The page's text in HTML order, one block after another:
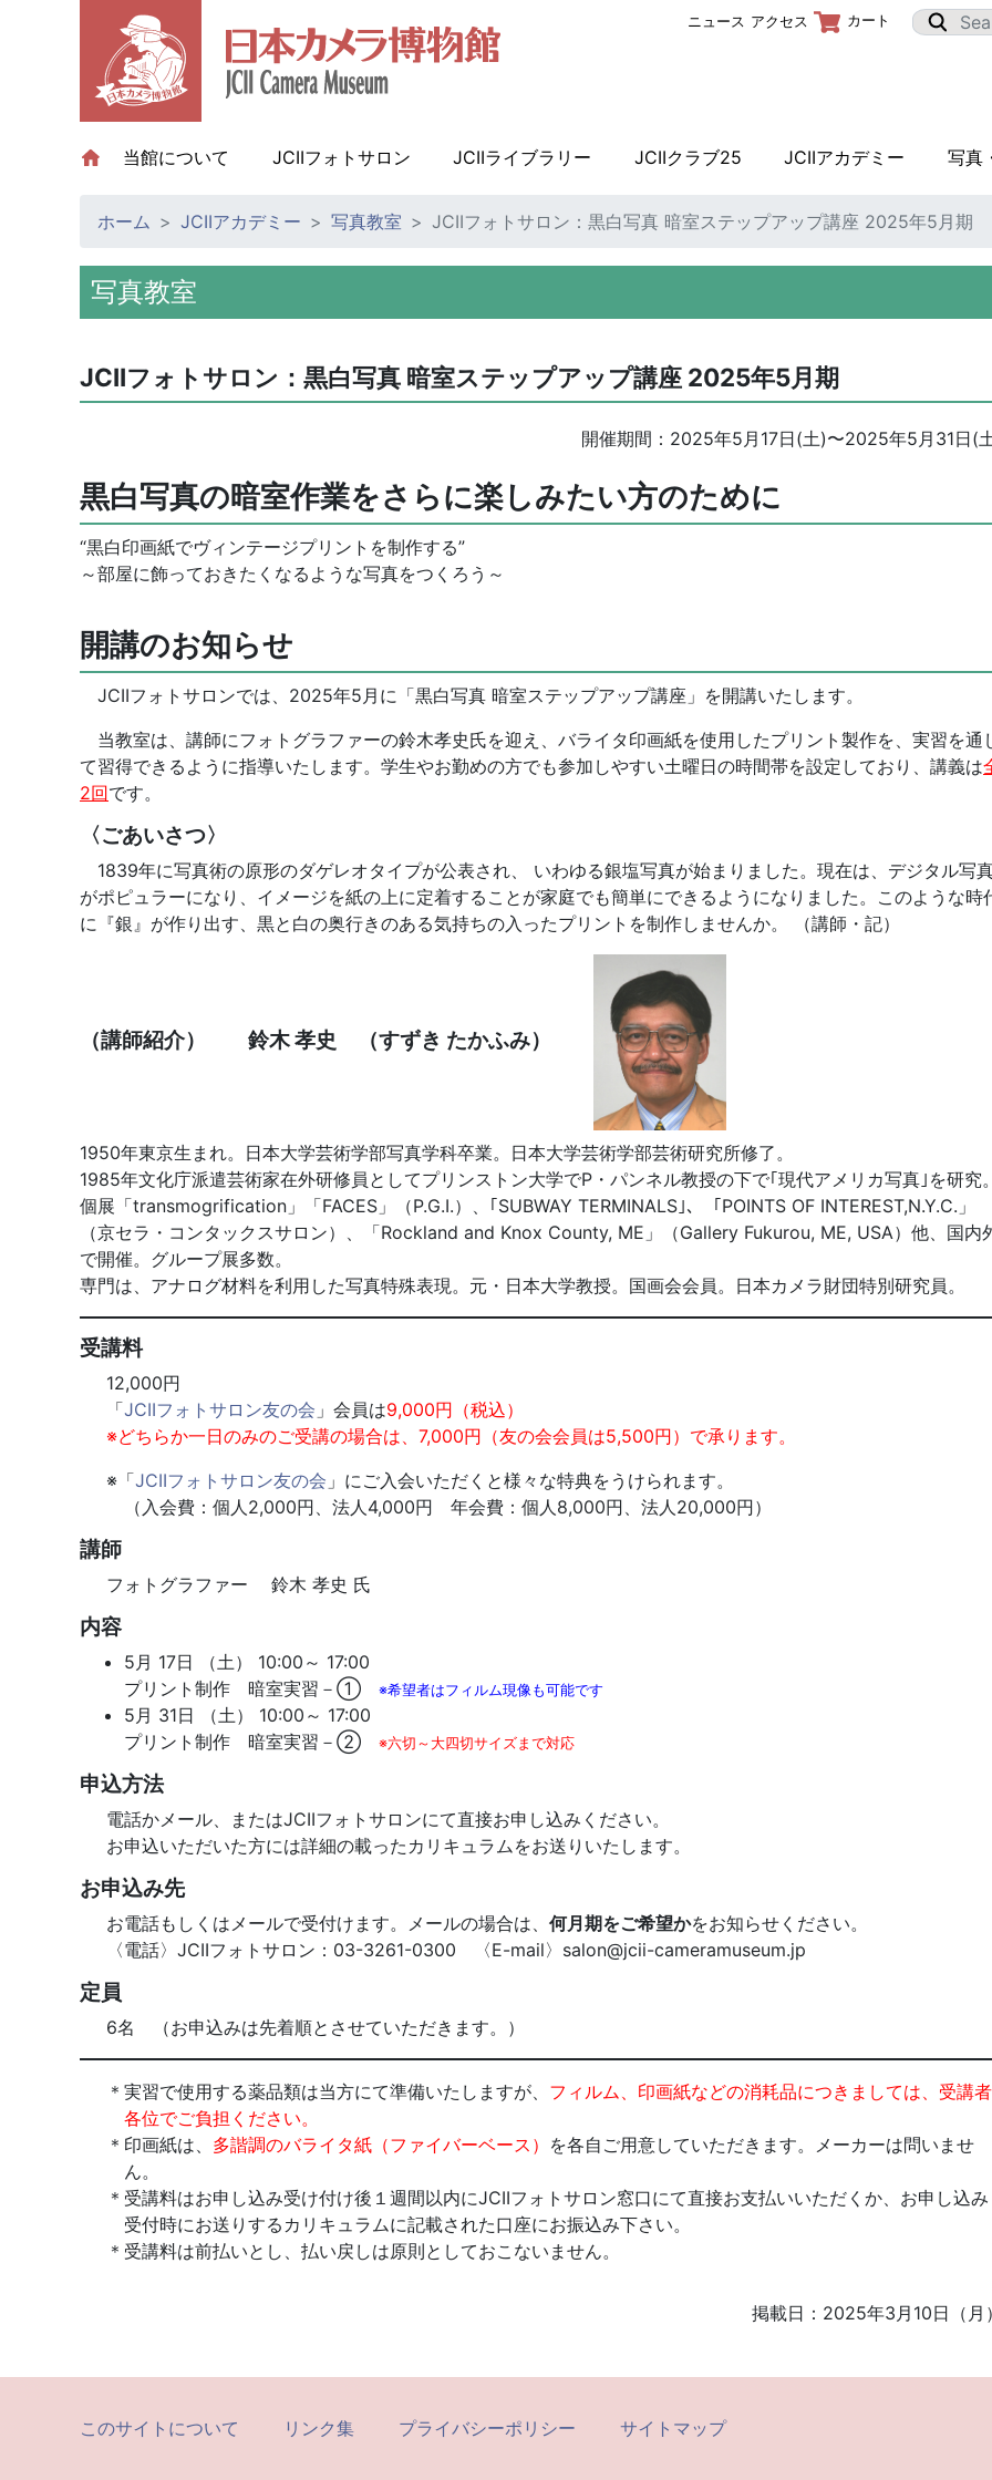
当館について (current)JCIIフォトサロン JCIIライブラリー JCIIクラブ25 JCIIアカデミー 写真
ニュース アクセス カート
ホーム JCIIアカデミー 写真教室 JCIIフォトサロン：黒白写真 暗室ステップアップ講座 2025年5月期
写真教室
JCIIフォトサロン：黒白写真 暗室ステップアップ講座 2025年5月期
開催期間： 2025年5月17日(土)〜2025年5月31日(
黒白写真の暗室作業をさらに楽しみたい方のために
“黒白印画紙でヴィンテージプリントを制作する”
～部屋に飾っておきたくなるような写真をつくろう～
開講のお知らせ
JCIIフォトサロンでは、2025年5月に「黒白写真 暗室ステップアップ講座」を開講いたします。
当教室は、講師にフォトグラファーの鈴木孝史氏を迎え、バライタ印画紙を使用したプリント製作を、実習を通
て習得できるように指導いたします。学生やお勤めの方でも参加しやすい土曜日の時間帯を設定しており、講義は
2回です。
〈ごあいさつ〉
1839年に写真術の原形のダゲレオタイプが公表され、 いわゆる銀塩写真が始まりました。現在は、デジタル写
がポピュラーになり、イメージを紙の上に定着することが家庭でも簡単にできるようになりました。このような時
に『銀』が作り出す、黒と白の奥行きのある気持ちの入ったプリントを制作しませんか。 （講師・記）
（講師紹介） 鈴木 孝史 （すずき たかふみ）
1950年東京生まれ。日本大学芸術学部写真学科卒業。日本大学芸術学部芸術研究所修了。
1985年文化庁派遣芸術家在外研修員としてプリンストン大学でP・パンネル教授の下で｢現代アメリカ写真｣を研究
個展「transmogrification」「FACES」（P.G.I.）、｢SUBWAY TERMINALS｣、「POINTS OF INTEREST,N.Y.C.」
（京セラ・コンタックスサロン）、「Rockland and Knox County, ME」（Gallery Fukurou, ME, USA）他、国内
で開催。グループ展多数。
専門は、アナログ材料を利用した写真特殊表現。元・日本大学教授。国画会会員。日本カメラ財団特別研究員。
受講料
12,000円
「JCIIフォトサロン友の会 」会員は9,000円（税込）
※どちらか一日のみのご受講の場合は、7,000円（友の会会員は5,500円）で承ります。
※「JCIIフォトサロン友の会 」にご入会いただくと様々な特典をうけられます。
（入会費：個人2,000円、法人4,000円 年会費：個人8,000円、法人20,000円）
講師
フォトグラファー 鈴木 孝史 氏
内容
5月 17日 （土） 10:00～ 17:00
プリント制作 暗室実習－①
※希望者はフィルム現像も可能です
5月 31日 （土） 10:00～ 17:00
プリント制作 暗室実習－②
※六切～大四切サイズまで対応
申込方法
電話かメール、またはJCIIフォトサロンにて直接お申し込みください。
お申込いただいた方には詳細の載ったカリキュラムをお送りいたします。
お申込み先
お電話もしくはメールで受付けます。メールの場合は、 何月期をご希望かをお知らせください。
〈電話〉JCIIフォトサロン：03-3261-0300 〈E-mail〉salon@jcii-cameramuseum.jp
定員
6名 （お申込みは先着順とさせていただきます。）
実習で使用する薬品類は当方にて準備いたしますが、 フィルム、印画紙などの消耗品につきましては、受講者
各位でご負担ください。
印画紙は、 多諧調のバライタ紙（ファイバーベース） を各自ご用意していただきます。メーカーは問いませ
ん。
受講料はお申し込み受け付け後１週間以内にJCIIフォトサロン窓口にて直接お支払いいただくか、お申し込み
受付時にお送りするカリキュラムに記載された口座にお振込み下さい。
受講料は前払いとし、払い戻しは原則としておこないません。
掲載日：2025年3月10日（月
このサイトについて リンク集 プライバシーポリシー サイトマップ